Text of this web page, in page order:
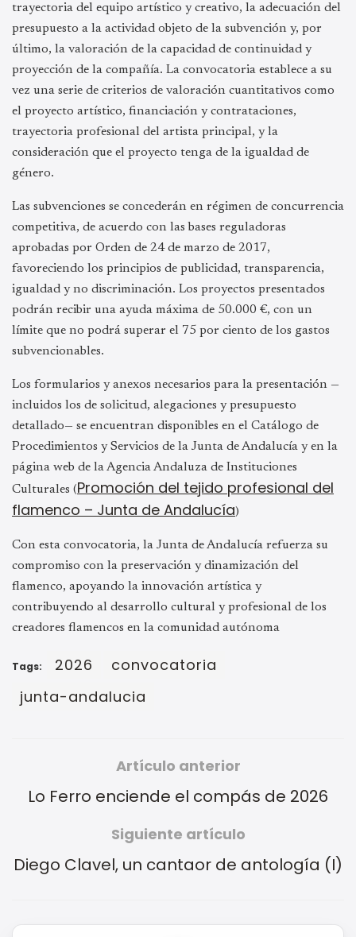
trayectoria del equipo artístico y creativo, la adecuación del
presupuesto a la actividad objeto de la subvención y, por
último, la valoración de la capacidad de continuidad y
proyección de la compañía. La convocatoria establece a su
vez una serie de criterios de valoración cuantitativos como
el proyecto artístico, financiación y contrataciones,
trayectoria profesional del artista principal, y la
consideración que el proyecto tenga de la igualdad de
género.
Las subvenciones se concederán en régimen de concurrencia
competitiva, de acuerdo con las bases reguladoras
aprobadas por Orden de 24 de marzo de 2017,
favoreciendo los principios de publicidad, transparencia,
igualdad y no discriminación. Los proyectos presentados
podrán recibir una ayuda máxima de 50.000 €, con un
límite que no podrá superar el 75 por ciento de los gastos
subvencionables.
Los formularios y anexos necesarios para la presentación —
incluidos los de solicitud, alegaciones y presupuesto
detallado— se encuentran disponibles en el Catálogo de
Procedimientos y Servicios de la Junta de Andalucía y en la
página web de la Agencia Andaluza de Instituciones
Culturales (Promoción del tejido profesional del
flamenco – Junta de Andalucía)
Con esta convocatoria, la Junta de Andalucía refuerza su
compromiso con la preservación y dinamización del
flamenco, apoyando la innovación artística y
contribuyendo al desarrollo cultural y profesional de los
creadores flamencos en la comunidad autónoma
Tags: 2026
convocatoria
junta-andalucia
Artículo anterior
Lo Ferro enciende el compás de 2026
Siguiente artículo
Diego Clavel, un cantaor de antología (I)